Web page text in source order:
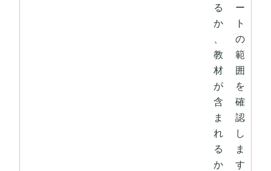
る
か
教
材
が
含
ま
れ
る
か
ー
ト
の
範
囲
を
確
認
し
ま
す